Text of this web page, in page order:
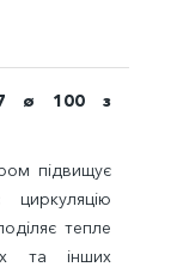
ø 100 з
підвищує
циркуляцію
тепле
та інших